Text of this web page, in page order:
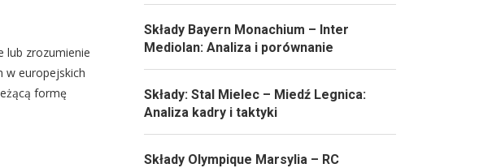
lub zrozumienie
w europejskich
formę
Składy Bayern Monachium – Inter
Mediolan: Analiza i porównanie
Składy: Stal Mielec – Miedź Legnica:
Analiza kadry i taktyki
Składy Olympique Marsylia – RC